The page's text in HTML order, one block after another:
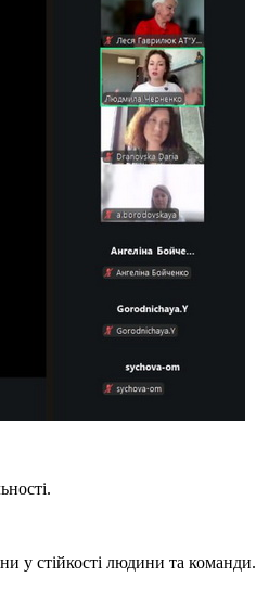
у стійкості людини та команди.